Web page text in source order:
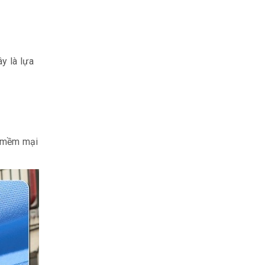
là lựa
mại